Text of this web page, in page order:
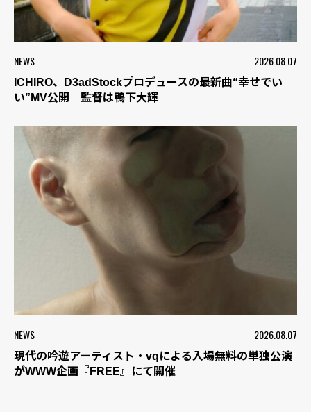
NEWS 2026.08.07
ICHIRO、D3adStockプロデュースの最新曲“幸せでい
い”MV公開 監督は鴨下大輝
NEWS 2026.08.07
現代の吟遊アーティスト・vqによる入場無料の単独公演
がWWW企画『FREE』にて開催